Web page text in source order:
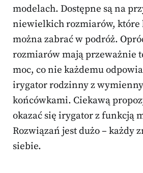
modelach. Dostępne są na
niewielkich rozmiarów, które
można zabrać w podróż.
rozmiarów mają przeważnie
moc, co nie każdemu
irygator rodzinny z
końcówkami. Ciekawą
okazać się irygator z funkcją
Rozwiązań jest dużo – każdy
siebie.